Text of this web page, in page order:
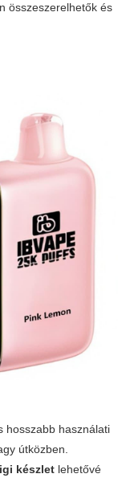
összeszerelhetők és
hosszabb használati
útközben.
készlet lehetővé